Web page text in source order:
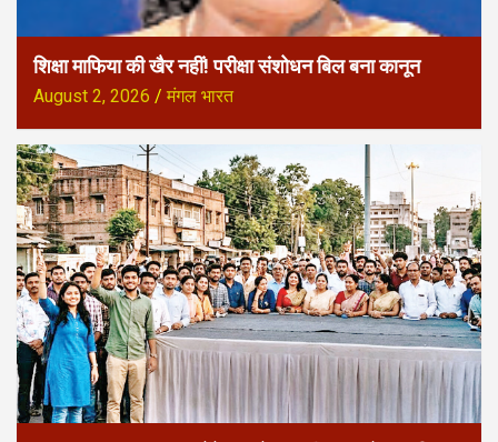
शिक्षा माफिया की खैर नहीं! परीक्षा संशोधन बिल बना कानून
August 2, 2026 मंगल भारत